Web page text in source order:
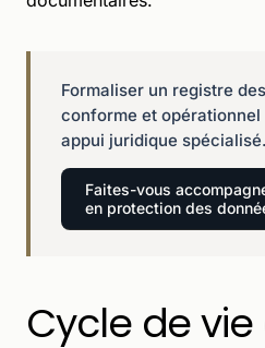
Formaliser un registre
conforme et
appui juridique spécialisé.
Faites-vous
en protection des
Cycle de